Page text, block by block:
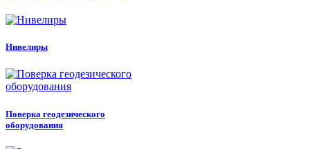
Нивелиры
Поверка геодезического
оборудования